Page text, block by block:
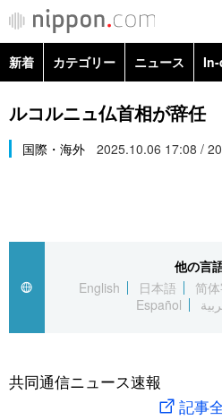
社会
旅と暮らし
新着 カテゴリー ニュース
政治・外交
経済・ビジネス
社会
文化
科学・技術
暮らし
ルコルニュ仏首相が辞任
国際・海外 2025.10.06 17:08 /
他の言
English
日本語 简
Español
共同通信ニュース速報
記事